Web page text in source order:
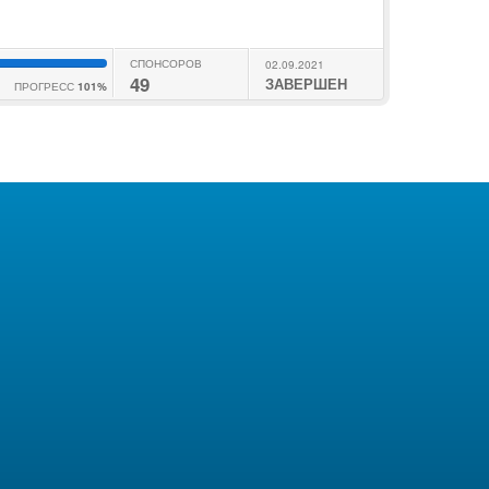
ПРОГРЕСС 101%
СПОНСОРОВ
49
02.09.2021
ЗАВЕРШЕН